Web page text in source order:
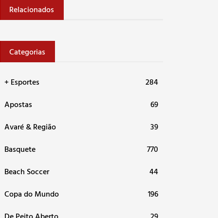
Relacionados
Categorias
+ Esportes
284
Apostas
69
Avaré & Região
39
Basquete
770
Beach Soccer
44
Copa do Mundo
196